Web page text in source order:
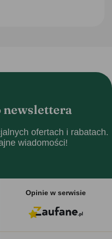
newslettera
ofertach i rabatach.
wiadomości!
Opinie w serwisie